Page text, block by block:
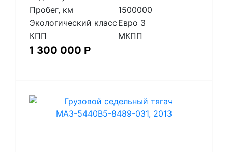
Пробег, км
1500000
Экологический класс Евро 3
КПП
МКПП
1 300 000 Р